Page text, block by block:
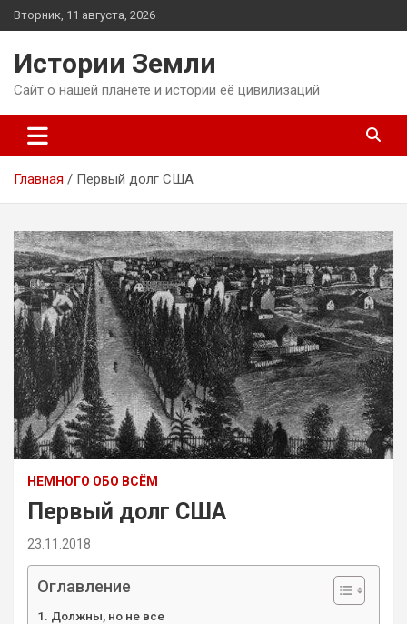
Перейти
к
Вторник, 11 августа, 2026
Истории Земли
Сайт о нашей планете и истории её цивилизаций
Главная Первый долг США
НЕМНОГО ОБО ВСЁМ
Первый долг США
23.11.2018
Оглавление
Должны, но не все